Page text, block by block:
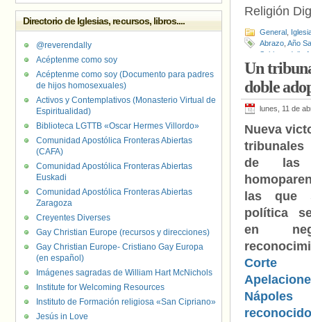
Religión
General
Abrazo Año
Spirito e delle
de personas
Un
doble
lunes, 11 de
Nueva
de las
las que
política
en
reconocido
Directorio de Iglesias, recursos, libros....
@reverendally
Acéptenme como soy
Acéptenme como soy (Documento para padres
de hijos homosexuales)
Activos y Contemplativos (Monasterio Virtual de
Espiritualidad)
Biblioteca LGTTB «Oscar Hermes Villordo»
Comunidad Apostólica Fronteras Abiertas
(CAFA)
Comunidad Apostólica Fronteras Abiertas
Euskadi
Comunidad Apostólica Fronteras Abiertas
Zaragoza
Creyentes Diverses
Gay Christian Europe (recursos y direcciones)
Gay Christian Europe- Cristiano Gay Europa
(en español)
Imágenes sagradas de William Hart McNichols
Institute for Welcoming Resources
Instituto de Formación religiosa «San Cipriano»
Jesús in Love